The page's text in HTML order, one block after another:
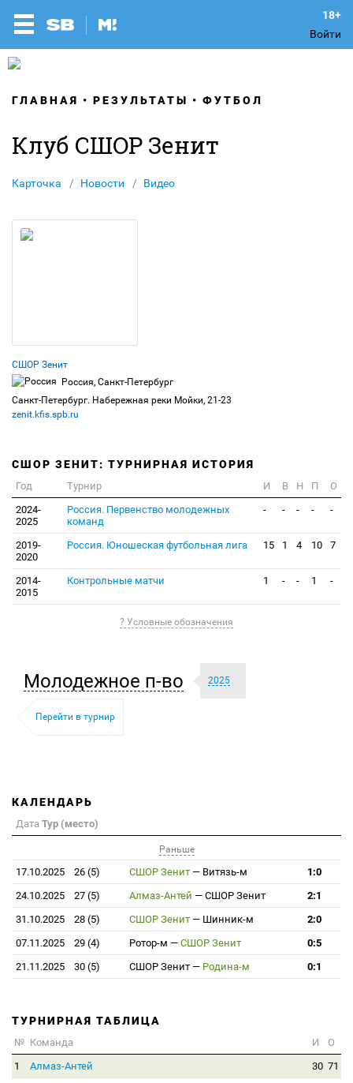
Войти
ГЛАВНАЯ РЕЗУЛЬТАТЫ ФУТБОЛ
Клуб СШОР Зенит
Карточка Новости Видео
СШОР Зенит
Россия, Санкт-Петербург
Санкт-Петербург. Набережная реки Мойки, 21-23
zenit.kfis.spb.ru
СШОР ЗЕНИТ: ТУРНИРНАЯ ИСТОРИЯ
Год Турнир И В Н П
О
2024-
2025
Россия. Первенство молодежных
команд
- - - - -
2019-
2020
Россия. Юношеская футбольная лига 15 1 4 10 7
2014-
2015
Контрольные матчи 1 - - 1 -
? Условные обозначения
Молодежное п-во 2025
Перейти в турнир
КАЛЕНДАРЬ
Дата Тур (место)
Раньше
17.10.2025 26 (5) СШОР Зенит — Витязь-м
1:0
24.10.2025
27 (5) Алмаз-Антей — СШОР Зенит
2:1
31.10.2025
28 (5) СШОР Зенит — Шинник-м
2:0
07.11.2025
29 (4) Ротор-м — СШОР Зенит
0:5
21.11.2025
30 (5) СШОР Зенит — Родина-м 0:1
ТУРНИРНАЯ ТАБЛИЦА
№ Команда И
О
1
Алмаз-Антей 30 71